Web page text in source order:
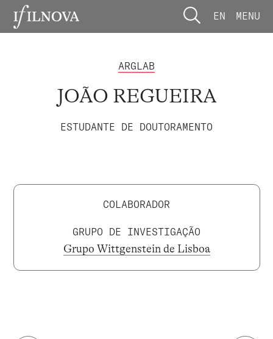
EN MENU
ARGLAB
JOÃO REGUEIRA
ESTUDANTE DE DOUTORAMENTO
COLABORADOR
GRUPO DE INVESTIGAÇÃO
Grupo Wittgenstein de Lisboa